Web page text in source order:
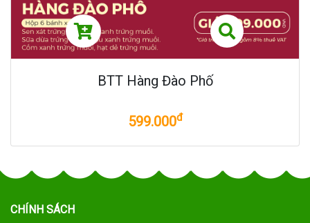
BTT Hàng Đào Phố
599.000đ
CHÍNH SÁCH